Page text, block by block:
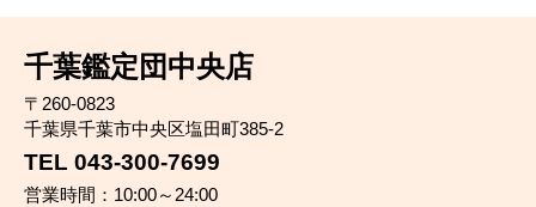
千葉鑑定団中央店
〒260-0823
千葉県千葉市中央区塩田町385-2
TEL 043-300-7699
営業時間：10:00～24:00